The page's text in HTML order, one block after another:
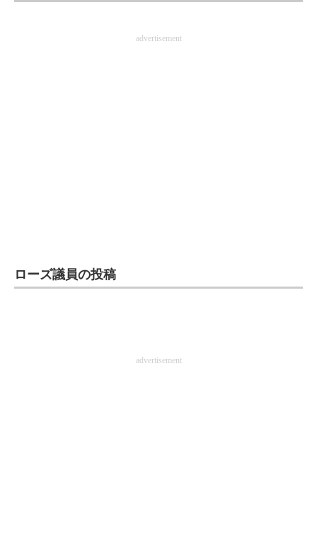
ちょっと気になるネットの話題
advertisement
ローズ議員の投稿
advertisement